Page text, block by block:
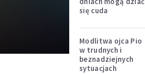
się cuda
Modlitwa ojca Pio
w trudnych i
beznadziejnych
sytuacjach